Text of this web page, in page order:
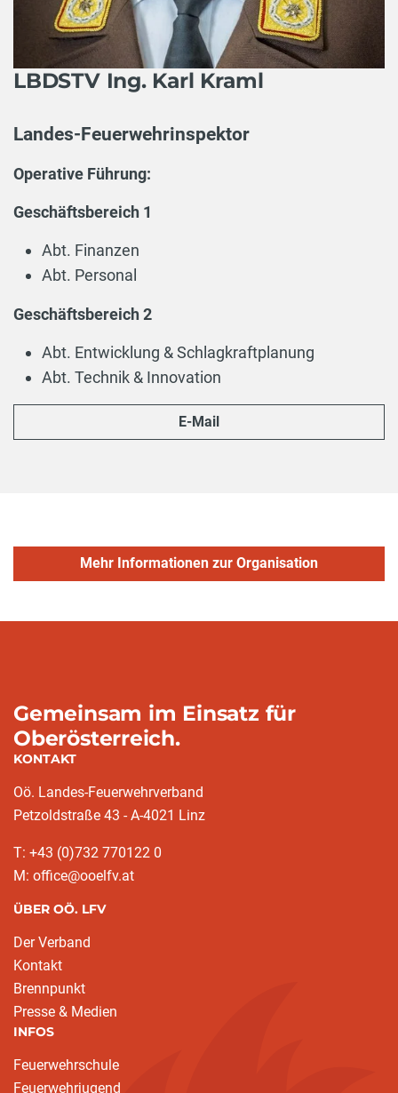
LBDSTV Ing. Karl Kraml
Landes-Feuerwehrinspektor
Operative Führung:
Geschäftsbereich 1
Abt. Finanzen
Abt. Personal
Geschäftsbereich 2
Abt. Entwicklung & Schlagkraftplanung
Abt. Technik & Innovation
E-Mail
Mehr Informationen zur Organisation
Gemeinsam im Einsatz für
Oberösterreich.
KONTAKT
Oö. Landes-Feuerwehrverband
Petzoldstraße 43 - A-4021 Linz
T: +43 (0)732 770122 0
M: office@ooelfv.at
ÜBER OÖ. LFV
Der Verband
Kontakt
Brennpunkt
Presse & Medien
INFOS
Feuerwehrschule
Feuerwehrjugend